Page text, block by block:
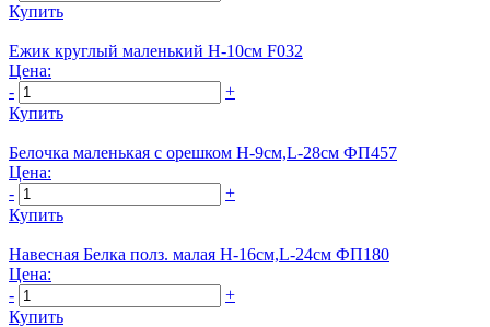
Купить
Ежик круглый маленький Н-10см F032
Цена:
-
+
Купить
Белочка маленькая с орешком Н-9см,L-28см ФП457
Цена:
-
+
Купить
Навесная Белка полз. малая H-16см,L-24см ФП180
Цена:
-
+
Купить